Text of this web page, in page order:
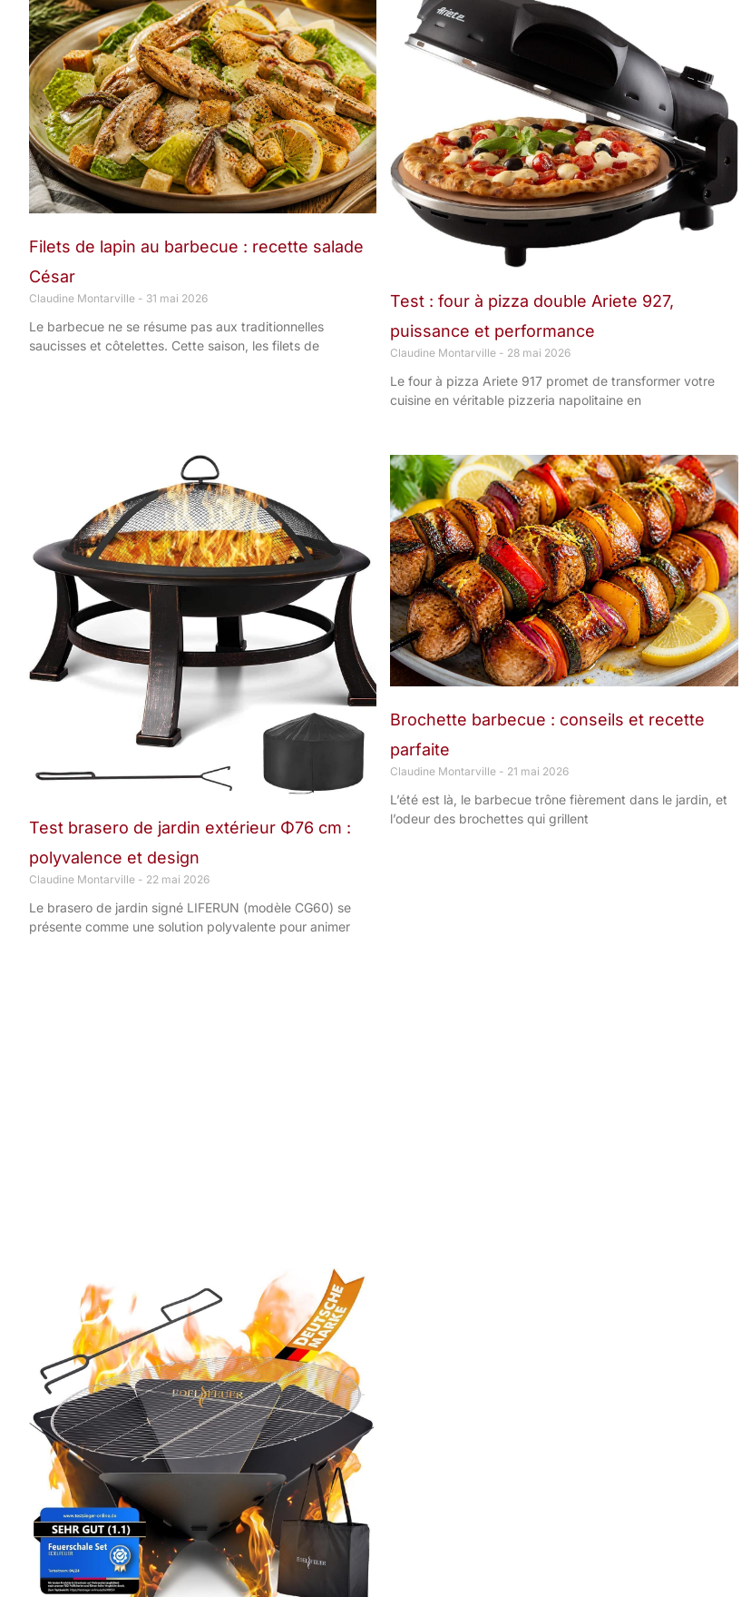
Filets de lapin au barbecue : recette salade
César
Claudine Montarville 31 mai 2026
Le barbecue ne se résume pas aux traditionnelles
saucisses et côtelettes. Cette saison, les filets de
Test : four à pizza double Ariete 927,
puissance et performance
Claudine Montarville 28 mai 2026
Le four à pizza Ariete 917 promet de transformer votre
cuisine en véritable pizzeria napolitaine en
Test brasero de jardin extérieur Φ76 cm :
polyvalence et design
Claudine Montarville 22 mai 2026
Le brasero de jardin signé LIFERUN (modèle CG60) se
présente comme une solution polyvalente pour animer
Brochette barbecue : conseils et recette
parfaite
Claudine Montarville 21 mai 2026
L’été est là, le barbecue trône fièrement dans le jardin, et
l’odeur des brochettes qui grillent